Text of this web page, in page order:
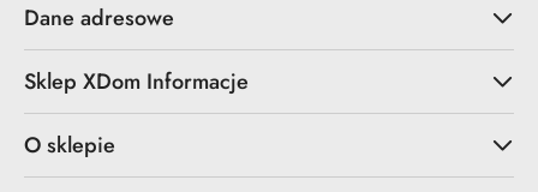
Dane adresowe
Sklep XDom Informacje
O sklepie